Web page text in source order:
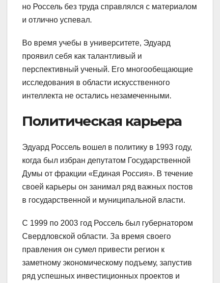
но Россель без труда справлялся с материалом
и отлично успевал.
Во время учебы в университете, Эдуард
проявил себя как талантливый и
перспективный ученый. Его многообещающие
исследования в области искусственного
интеллекта не остались незамеченными.
Политическая карьера
Эдуард Россель вошел в политику в 1993 году,
когда был избран депутатом Государственной
Думы от фракции «Единая Россия». В течение
своей карьеры он занимал ряд важных постов
в государственной и муниципальной власти.
С 1999 по 2003 год Россель был губернатором
Свердловской области. За время своего
правления он сумел привести регион к
заметному экономическому подъему, запустив
ряд успешных инвестиционных проектов и